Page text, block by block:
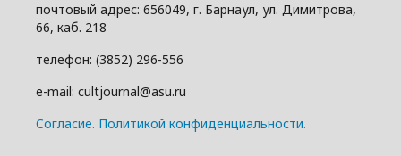
почтовый адрес: 656049, г. Барнаул, ул. Димитрова,
66, каб. 218
телефон: (3852) 296-556
e-mail: cultjournal@asu.ru
Cогласие. Политикой конфиденциальности.